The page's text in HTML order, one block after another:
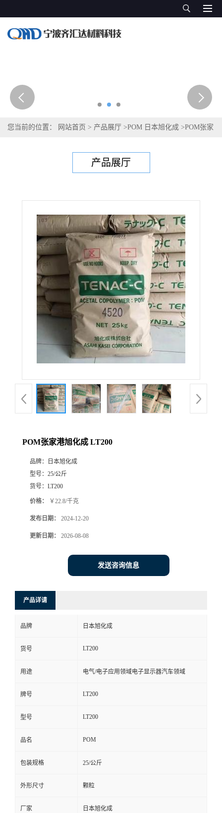
您当前的位置： 网站首页 > 产品展厅 >POM 日本旭化成 >POM张家
产品展厅
POM张家港旭化成 LT200
品牌：
日本旭化成
型号： 25/公斤
货号： LT200
价格： ￥22.8/千克
发布日期： 2024-12-20
更新日期： 2026-08-08
发送咨询信息
产品详请
品牌 日本旭化成
货号 LT200
用途 电气/电子应用领域电子显示器汽车领域
牌号 LT200
型号 LT200
品名 POM
包装规格 25/公斤
外形尺寸 颗粒
厂家 日本旭化成